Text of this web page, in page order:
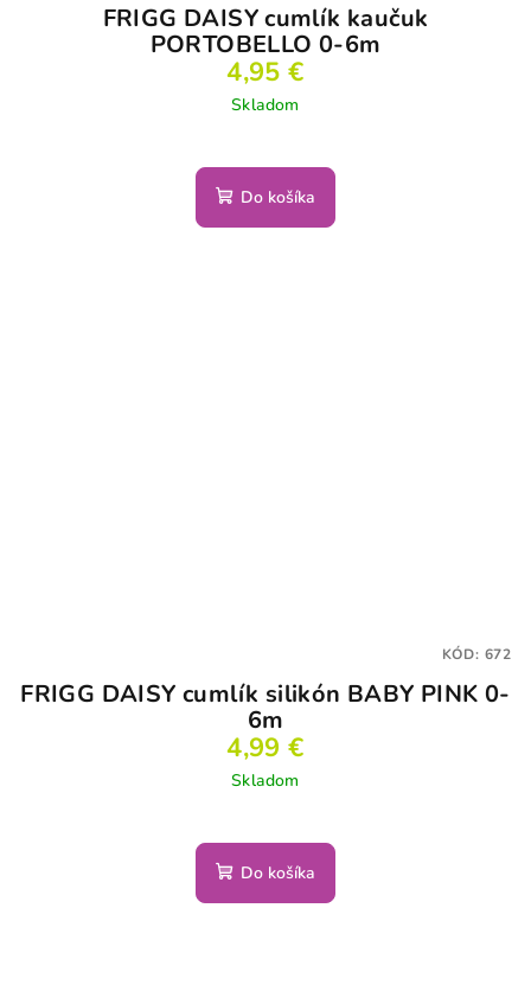
FRIGG DAISY cumlík kaučuk
PORTOBELLO 0-6m
4,95 €
Skladom
Do košíka
FRIGG DAISY cumlík silikón BABY PINK 0-
6m
4,99 €
Skladom
Do košíka
KÓD: 672